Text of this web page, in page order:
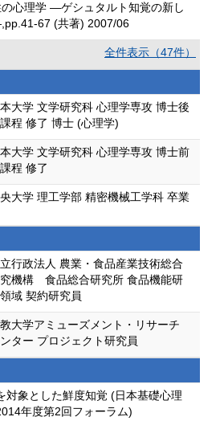
の心理学 ―ゲシュタルト知覚の新し
67 (共著) 2007/06
全件表示（47件）
大学 文学研究科 心理学専攻 博士後
程 修了 博士 (心理学)
大学 文学研究科 心理学専攻 博士前
程 修了
大学 理工学部 精密機械工学科 卒業
行政法人 農業・食品産業技術総合
機構 食品総合研究所 食品機能研
域 契約研究員
大学アミューズメント・リサーチ
ター プロジェクト研究員
対象とした鮮度知覚 (日本基礎心理
年度第2回フォーラム)